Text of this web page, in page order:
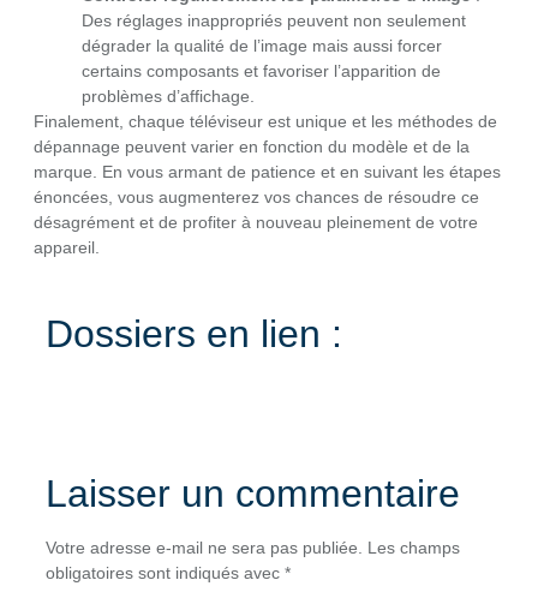
Des réglages inappropriés peuvent non seulement
dégrader la qualité de l’image mais aussi forcer
certains composants et favoriser l’apparition de
problèmes d’affichage.
Finalement, chaque téléviseur est unique et les méthodes de
dépannage peuvent varier en fonction du modèle et de la
marque. En vous armant de patience et en suivant les étapes
énoncées, vous augmenterez vos chances de résoudre ce
désagrément et de profiter à nouveau pleinement de votre
appareil.
Dossiers en lien :
Laisser un commentaire
Votre adresse e-mail ne sera pas publiée.
Les champs
obligatoires sont indiqués avec *